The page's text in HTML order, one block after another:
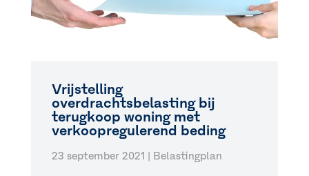
Vrijstelling
overdrachtsbelasting bij
terugkoop woning met
verkoopregulerend beding
23 september 2021 | Belastingplan